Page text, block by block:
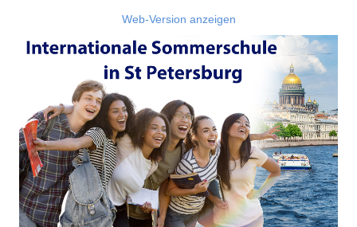
Web-Version anzeigen